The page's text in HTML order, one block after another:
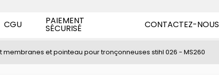
CGU PAIEMENT
SÉCURISÉ CONTACTEZ-NOUS
membranes et pointeau pour tronçonneuses stihl 026 - MS260